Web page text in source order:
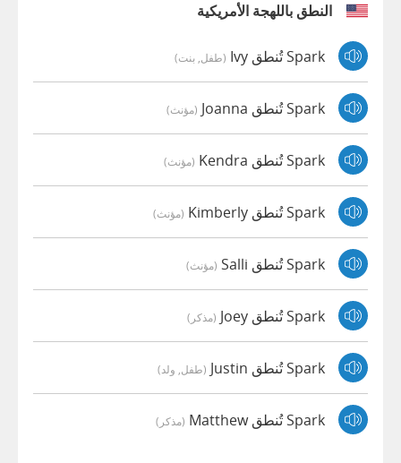
النطق باللهجة الأمريكية
Spark تُنطق Ivy (طفل, بنت)
Spark تُنطق Joanna (مؤنث)
Spark تُنطق Kendra (مؤنث)
Spark تُنطق Kimberly (مؤنث)
Spark تُنطق Salli (مؤنث)
Spark تُنطق Joey (مذكر)
Spark تُنطق Justin (طفل, ولد)
Spark تُنطق Matthew (مذكر)